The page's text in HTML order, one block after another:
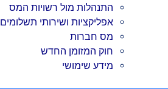
התנהלות מול רשויות המס
אפליקציות ושירותי תשלומים
מס חברות
חוק המזומן החדש
מידע שימושי